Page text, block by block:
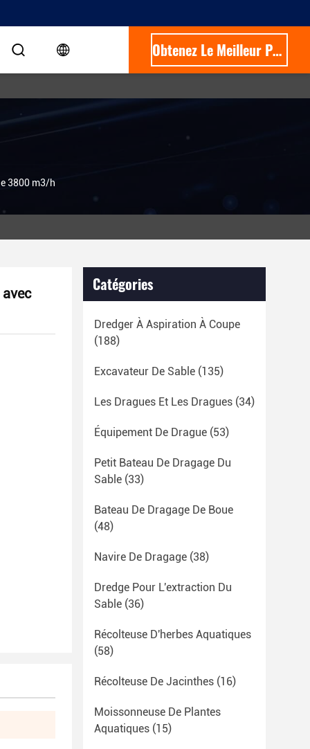
Obtenez Le Meilleur Prix
3800 m3/h
Catégories
Dredger À Aspiration À Coupe
(188)
Excavateur De Sable (135)
Les Dragues Et Les Dragues (34)
Équipement De Drague (53)
Petit Bateau De Dragage Du
Sable (33)
Bateau De Dragage De Boue
(48)
Navire De Dragage (38)
Dredge Pour L'extraction Du
Sable (36)
Récolteuse D'herbes Aquatiques
(58)
Récolteuse De Jacinthes (16)
Moissonneuse De Plantes
Aquatiques (15)